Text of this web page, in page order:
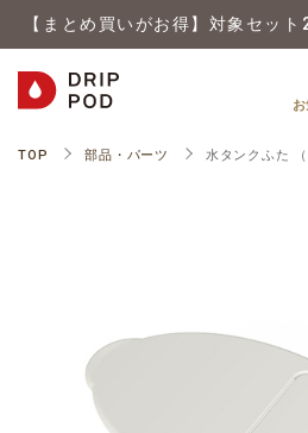
【まとめ買いがお得】対象セッ
TOP 部品・パーツ 水タンクふた